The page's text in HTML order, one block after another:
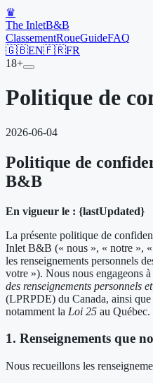
♛
The InletB&B
ClassementRoueGuideFAQ
🇬🇧EN🇫🇷FR
18+
Politique de
2026-06-04
Politique de
B&B
En vigueur le : {lastUpdated}
La présente politique de
Inlet B&B (« nous », « notre »,
les renseignements personnels
votre »). Nous nous engageons à
des renseignements personnels
(LPRPDE) du Canada, ainsi
notamment la Loi 25 au Québec.
1. Renseignements que
Nous recueillons les